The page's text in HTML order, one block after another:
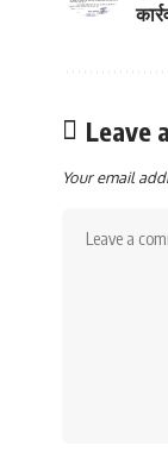
Leave
Your email